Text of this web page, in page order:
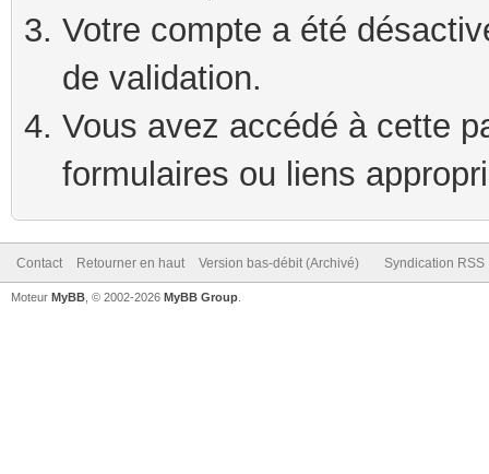
Votre compte a été
de validation.
Vous avez accédé à cette
formulaires ou liens
Contact Retourner en haut Version bas-débit (Archivé) Syndication RSS
Moteur MyBB , © 2002-2026 MyBB Group